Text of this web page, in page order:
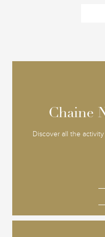
Chaine
Discover all the
Chaine